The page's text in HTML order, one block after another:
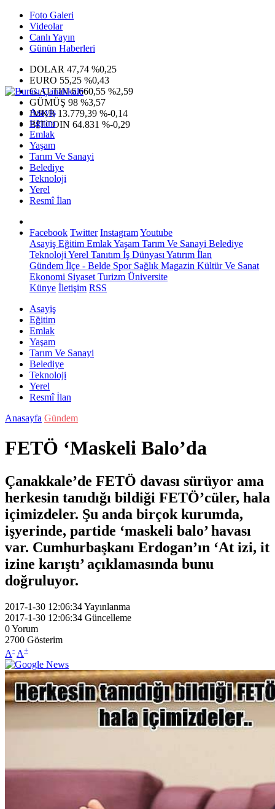
Foto Galeri
Videolar
Canlı Yayın
Günün Haberleri
DOLAR 47,74 %0,25
EURO 55,25 %0,43
G.ALTIN6.660,55 %2,59
GÜMÜŞ 98 %3,57
IMKB 13.779,39 %-0,14
BITCOIN 64.831 %-0,29
Asayiş
Eğitim
Emlak
Yaşam
Tarım Ve Sanayi
Belediye
Teknoloji
Yerel
Resmî İlan
Facebook Twitter InstagramYoutube
Asayiş Eğitim EmlakYaşam Tarım Ve Sanayi Belediye
Teknoloji Yerel Tanıtım İş Dünyası Yatırım İlan
Gündem İlçe - Belde SporSağlık Magazin Kültür Ve Sanat
Ekonomi Siyaset Turizm Üniversite
Künye İletişim RSS
Asayiş
Eğitim
Emlak
Yaşam
Tarım Ve Sanayi
Belediye
Teknoloji
Yerel
Resmî İlan
Anasayfa Gündem
FETÖ ‘Maskeli Balo’da
Çanakkale’de FETÖ davası sürüyor ama
herkesin tanıdığı bildiği FETÖ’cüler, hala
içimizdeler. Şu anda birçok kurumda,
işyerinde, partide ‘maskeli balo’ havası
var. Cumhurbaşkanı Erdogan’ın ‘At izi, it
izine karıştı’ açıklamasında bunu
doğruluyor.
2017-1-30 12:06:34Yayınlanma
2017-1-30 12:06:34 Güncelleme
0Yorum
2700 Gösterim
A- A+